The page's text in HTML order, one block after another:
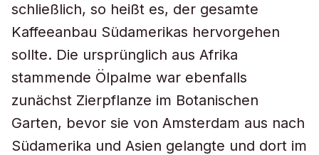
schließlich, so heißt es, der gesamte
Kaffeeanbau Südamerikas hervorgehen
sollte. Die ursprünglich aus Afrika
stammende Ölpalme war ebenfalls
zunächst Zierpflanze im Botanischen
Garten, bevor sie von Amsterdam aus nach
Südamerika und Asien gelangte und dort im